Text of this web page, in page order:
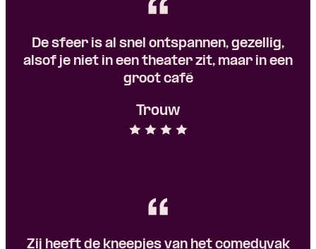
De sfeer is al snel ontspannen, gezellig,
alsof je niet in een theater zit, maar in een
groot café
Trouw
Zij heeft de kneepjes van het comedyvak